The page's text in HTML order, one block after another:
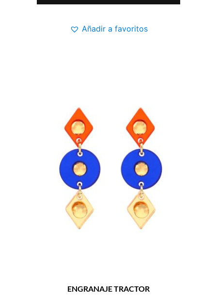
Añadir a favoritos
ENGRANAJE TRACTOR